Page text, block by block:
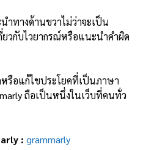
ทางด้านขวาไม่ว่าจะเป็น
วกับไวยากรณ์หรือแนะนำคำผิด
รือแก้ไขประโยคที่เป็นภาษา
ถือเป็นหนึ่งในเว็บที่คนทั่ว
: grammarly